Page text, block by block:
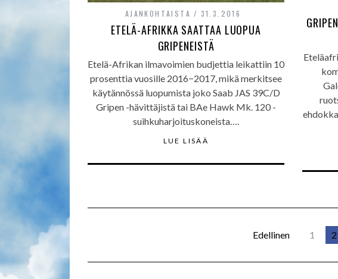
AJANKOHTAISTA 31.3.2016
ETELÄ-AFRIKKA SAATTAA LUOPUA
GRIPENEISTÄ
Etelä-Afrikan ilmavoimien budjettia leikattiin 10
prosenttia vuosille 2016−2017, mikä merkitsee
käytännössä luopumista joko Saab JAS 39C/D
Gripen -hävittäjistä tai BAe Hawk Mk. 120 -
suihkuharjoituskoneista….
LUE LISÄÄ
Edellinen 1 2